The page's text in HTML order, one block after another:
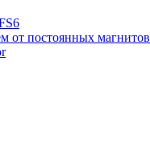
от постоянных магнитов